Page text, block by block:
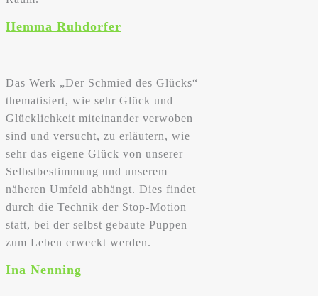
Hemma Ruhdorfer
Das Werk „Der Schmied des Glücks“
thematisiert, wie sehr Glück und
Glücklichkeit miteinander verwoben
sind und versucht, zu erläutern, wie
sehr das eigene Glück von unserer
Selbstbestimmung und unserem
näheren Umfeld abhängt. Dies findet
durch die Technik der Stop-Motion
statt, bei der selbst gebaute Puppen
zum Leben erweckt werden.
Ina Nenning